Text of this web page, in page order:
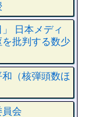
日本メディ
批判する数少
（核弾頭数ほ
員会